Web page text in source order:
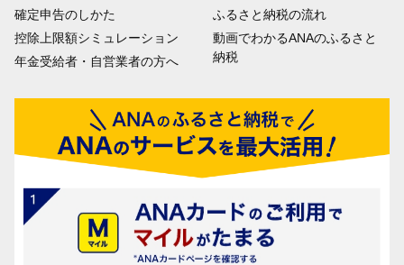
確定申告のしかた
控除上限額シミュレーション
年金受給者・自営業者の方へ
ふるさと納税の流れ
動画でわかるANAのふるさと
納税